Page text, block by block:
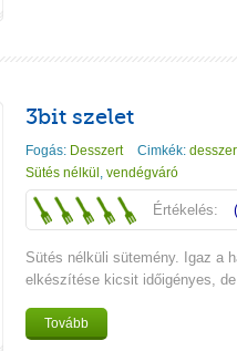
3bit szelet
Fogás: Desszert Cimkék:
Sütés nélkül , vendégváró
Értékelés:
Sütés nélküli sütemény. Igaz a
elkészítése kicsit időigényes,
Tovább